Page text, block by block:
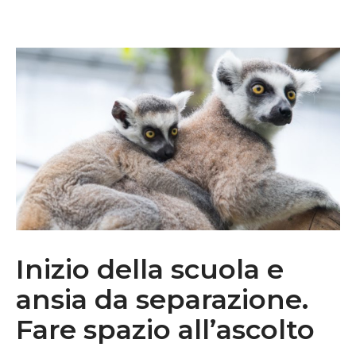
Inizio della scuola e
ansia da separazione.
Fare spazio all’ascolto